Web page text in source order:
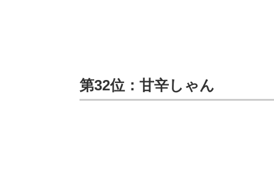
第32位：甘辛しゃん